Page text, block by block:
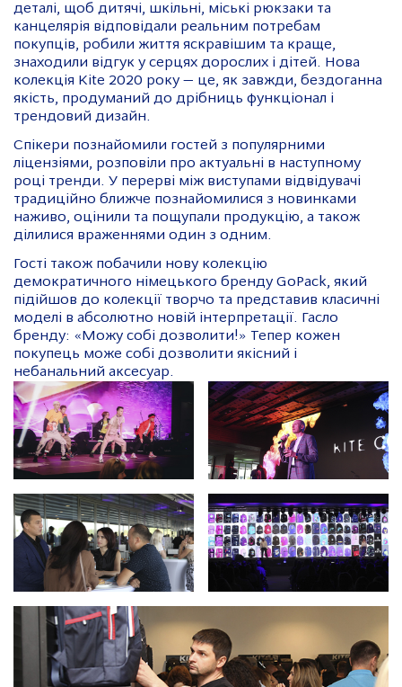
деталі, щоб дитячі, шкільні, міські рюкзаки та
канцелярія відповідали реальним потребам
покупців, робили життя яскравішим та краще,
знаходили відгук у серцях дорослих і дітей. Нова
колекція Kite 2020 року — це, як завжди, бездоганна
якість, продуманий до дрібниць функціонал і
трендовий дизайн.
Спікери познайомили гостей з популярними
ліцензіями, розповіли про актуальні в наступному
році тренди. У перерві між виступами відвідувачі
традиційно ближче познайомилися з новинками
наживо, оцінили та пощупали продукцію, а також
ділилися враженнями один з одним.
Гості також побачили нову колекцію
демократичного німецького бренду GoPack, який
підійшов до колекції творчо та представив класичні
моделі в абсолютно новій інтерпретації. Гасло
бренду: «Можу собі дозволити!» Тепер кожен
покупець може собі дозволити якісний і
небанальний аксесуар.